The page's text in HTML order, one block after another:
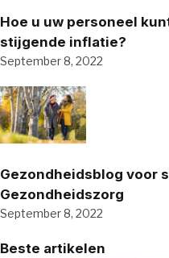
Hoe u uw personeel
stijgende inflatie?
September 8, 2022
Gezondheidsblog voor
Gezondheidszorg
September 8, 2022
Beste artikelen